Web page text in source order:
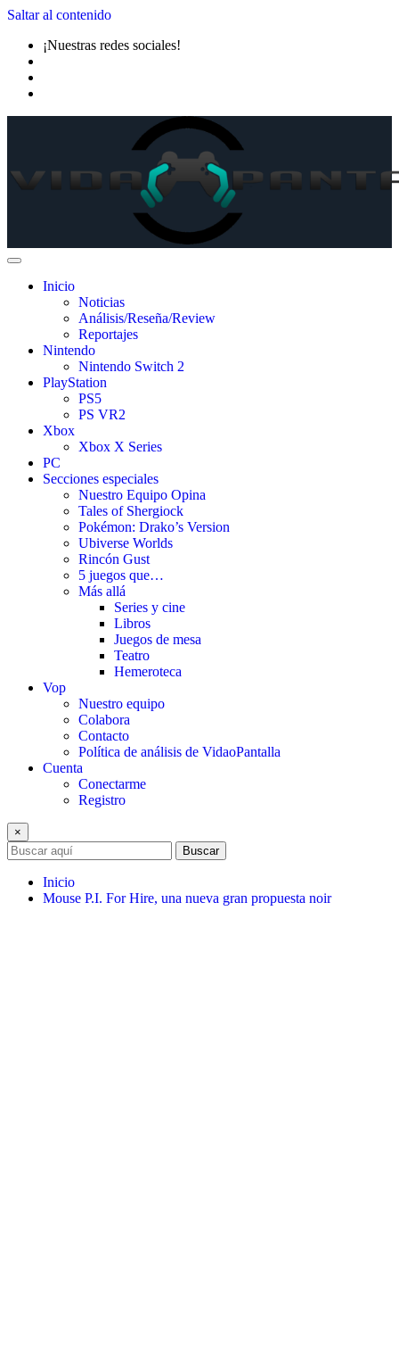
Saltar al contenido
¡Nuestras redes sociales!
Inicio
Noticias
Análisis/Reseña/Review
Reportajes
Nintendo
Nintendo Switch 2
PlayStation
PS5
PS VR2
Xbox
Xbox X Series
PC
Secciones especiales
Nuestro Equipo Opina
Tales of Shergiock
Pokémon: Drako’s Version
Ubiverse Worlds
Rincón Gust
5 juegos que…
Más allá
Series y cine
Libros
Juegos de mesa
Teatro
Hemeroteca
Vop
Nuestro equipo
Colabora
Contacto
Política de análisis de VidaoPantalla
Cuenta
Conectarme
Registro
×
Buscar
Inicio
Mouse P.I. For Hire, una nueva gran propuesta noir